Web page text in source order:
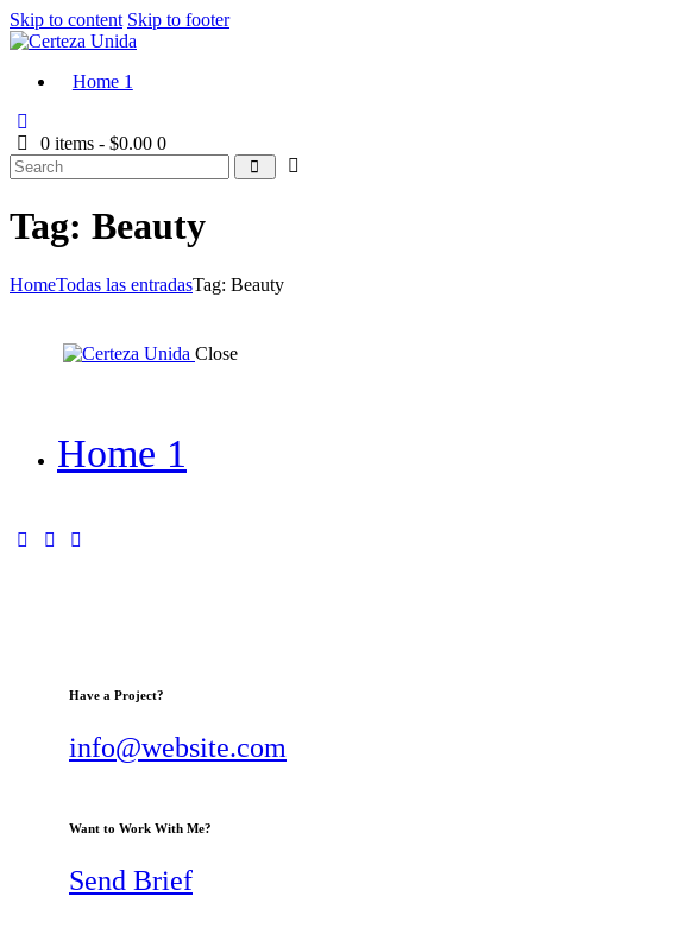
Skip to content Skip to footer
Home 1
0 items -$0.00 0
Tag: Beauty
HomeTodas las entradasTag: Beauty
Close
Home 1
Have a Project?
info@website.com
Want to Work With Me?
Send Brief